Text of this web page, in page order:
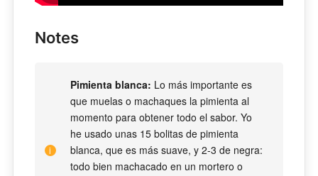
Notes
Pimienta blanca: Lo más importante es
que muelas o machaques la pimienta al
momento para obtener todo el sabor. Yo
he usado unas 15 bolitas de pimienta
blanca, que es más suave, y 2-3 de negra:
todo bien machacado en un mortero o